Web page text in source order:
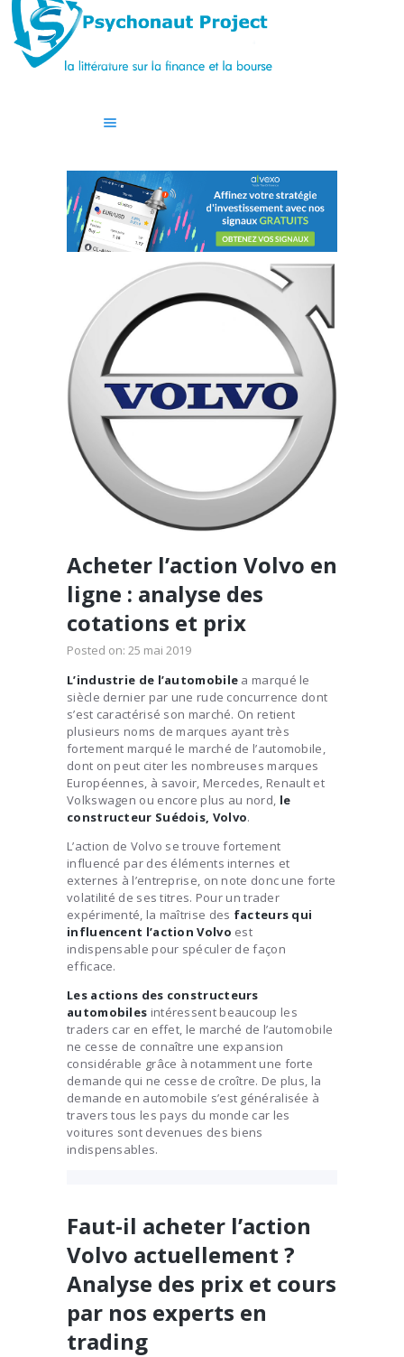
ACCUEIL
BLOG
Acheter l’action Volvo en
ligne : analyse des
cotations et prix
Posted on: 25 mai 2019
L’industrie de l’automobile a marqué le
siècle dernier par une rude concurrence dont
s’est caractérisé son marché. On retient
plusieurs noms de marques ayant très
fortement marqué le marché de l’automobile,
dont on peut citer les nombreuses marques
Européennes, à savoir, Mercedes, Renault et
Volkswagen ou encore plus au nord, le
constructeur Suédois, Volvo.
L’action de Volvo se trouve fortement
influencé par des éléments internes et
externes à l’entreprise, on note donc une forte
volatilité de ses titres. Pour un trader
expérimenté, la maîtrise des facteurs qui
influencent l’action Volvo est
indispensable pour spéculer de façon
efficace.
Les actions des constructeurs
automobiles intéressent beaucoup les
traders car en effet, le marché de l’automobile
ne cesse de connaître une expansion
considérable grâce à notamment une forte
demande qui ne cesse de croître. De plus, la
demande en automobile s’est généralisée à
travers tous les pays du monde car les
voitures sont devenues des biens
indispensables.
Faut-il acheter l’action
Volvo actuellement ?
Analyse des prix et cours
par nos experts en
trading